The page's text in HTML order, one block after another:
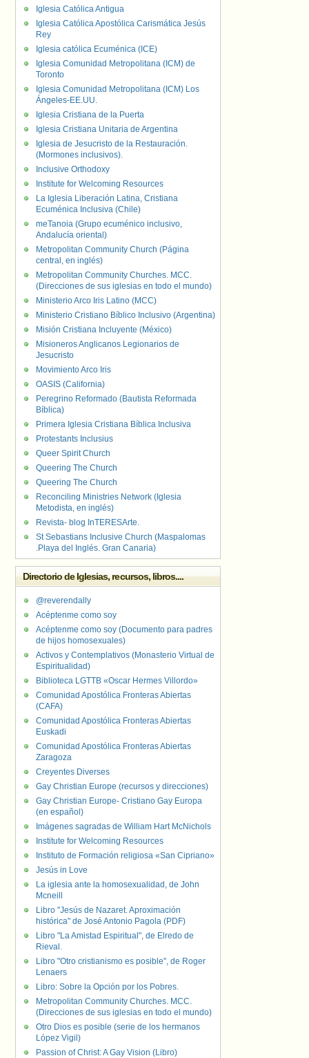
Iglesia Católica Antigua
Iglesia Católica Apostólica Carismática Jesús
Rey
Iglesia católica Ecuménica (ICE)
Iglesia Comunidad Metropolitana (ICM) de
Toronto
Iglesia Comunidad Metropolitana (ICM) Los
Ángeles-EE.UU.
Iglesia Cristiana de la Puerta
Iglesia Cristiana Unitaria de Argentina
Iglesia de Jesucristo de la Restauración.
(Mormones inclusivos).
Inclusive Orthodoxy
Institute for Welcoming Resources
La Iglesia Liberación Latina, Cristiana
Ecuménica Inclusiva (Chile)
meTanoia (Grupo ecuménico inclusivo,
Andalucía oriental)
Metropolitan Community Church (Página
central, en inglés)
Metropolitan Community Churches. MCC.
(Direcciones de sus iglesias en todo el mundo)
Ministerio Arco Iris Latino (MCC)
Ministerio Cristiano Bíblico Inclusivo (Argentina)
Misión Cristiana Incluyente (México)
Misioneros Anglicanos Legionarios de
Jesucristo
Movimiento Arco Iris
OASIS (California)
Peregrino Reformado (Bautista Reformada
Bíblica)
Primera Iglesia Cristiana Bíblica Inclusiva
Protestants Inclusius
Queer Spirit Church
Queering The Church
Queering The Church
Reconciling Ministries Network (Iglesia
Metodista, en inglés)
Revista- blog InTERESArte.
St Sebastians Inclusive Church (Maspalomas
.Playa del Inglés. Gran Canaria)
Directorio de Iglesias, recursos, libros....
@reverendally
Acéptenme como soy
Acéptenme como soy (Documento para padres
de hijos homosexuales)
Activos y Contemplativos (Monasterio Virtual de
Espiritualidad)
Biblioteca LGTTB «Oscar Hermes Villordo»
Comunidad Apostólica Fronteras Abiertas
(CAFA)
Comunidad Apostólica Fronteras Abiertas
Euskadi
Comunidad Apostólica Fronteras Abiertas
Zaragoza
Creyentes Diverses
Gay Christian Europe (recursos y direcciones)
Gay Christian Europe- Cristiano Gay Europa
(en español)
Imágenes sagradas de William Hart McNichols
Institute for Welcoming Resources
Instituto de Formación religiosa «San Cipriano»
Jesús in Love
La iglesia ante la homosexualidad, de John
Mcneill
Libro "Jesús de Nazaret. Aproximación
histórica" de José Antonio Pagola (PDF)
Libro "La Amistad Espiritual", de Elredo de
Rieval.
Libro "Otro cristianismo es posible", de Roger
Lenaers
Libro: Sobre la Opción por los Pobres.
Metropolitan Community Churches. MCC.
(Direcciones de sus iglesias en todo el mundo)
Otro Dios es posible (serie de los hermanos
López Vigil)
Passion of Christ: A Gay Vision (Libro)